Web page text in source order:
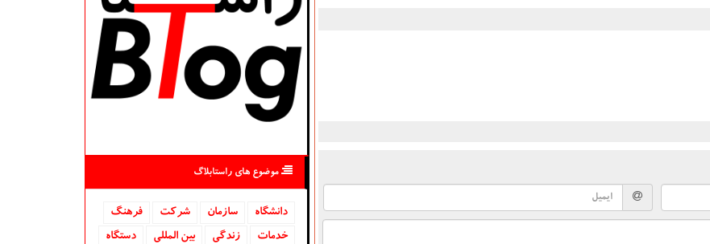
موضوع های راستابلاگ
دانشگاه‌ سازمان شركت
فرهنگ
خدمات
زندگی بین المللی دستگاه